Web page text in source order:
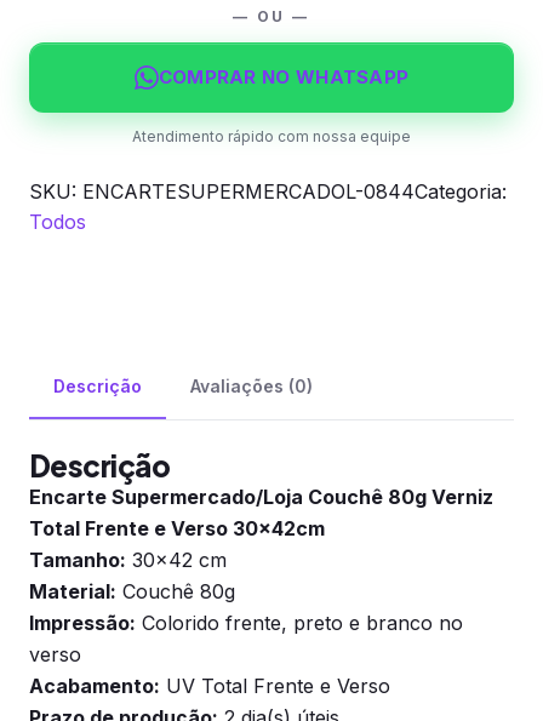
Frente
Verso
— OU —
COMPRAR NO WHATSAPP
Atendimento rápido com nossa equipe
SKU: ENCARTESUPERMERCADOL-0844Categoria:
Todos
Descrição Avaliações (0)
Descrição
Encarte Supermercado/Loja Couchê 80g Verniz
Total Frente e Verso 30x42cm
Tamanho: 30×42 cm
Material: Couchê 80g
Impressão: Colorido frente, preto e branco no
verso
Acabamento: UV Total Frente e Verso